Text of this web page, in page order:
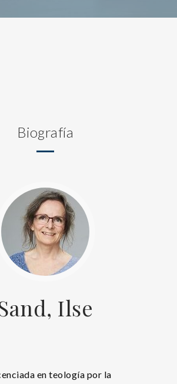
Biografía
Ilse
en teología por la